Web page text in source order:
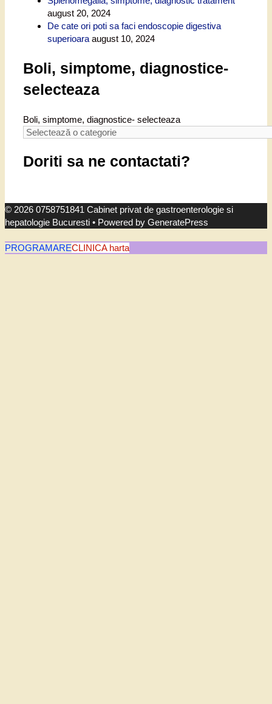
august 20, 2024
De cate ori poti sa faci endoscopie digestiva
superioara august 10, 2024
Boli, simptome, diagnostice-
selecteaza
Boli, simptome, diagnostice- selecteaza
Doriti sa ne contactati?
© 2026 0758751841 Cabinet privat de gastroenterologie si
hepatologie Bucuresti • Powered by GeneratePress
PROGRAMARECLINICA harta